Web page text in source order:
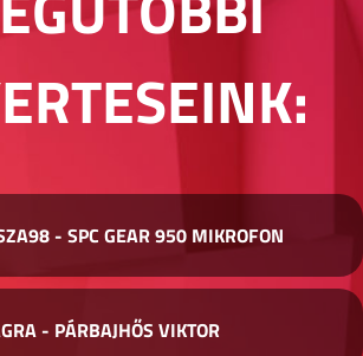
- SPC GEAR 950 MIKROFON
- PÁRBAJHŐS VIKTOR